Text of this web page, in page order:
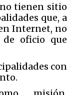
tienen sitio
que, a
Internet, no
oficio que
con